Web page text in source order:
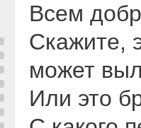
Всем
Скажите,
может
Или это